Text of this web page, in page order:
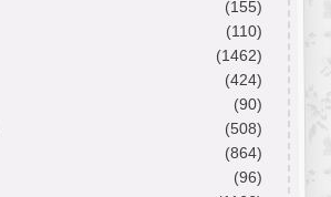
(155)
(110)
(1462)
(424)
(90)
(508)
(864)
(96)